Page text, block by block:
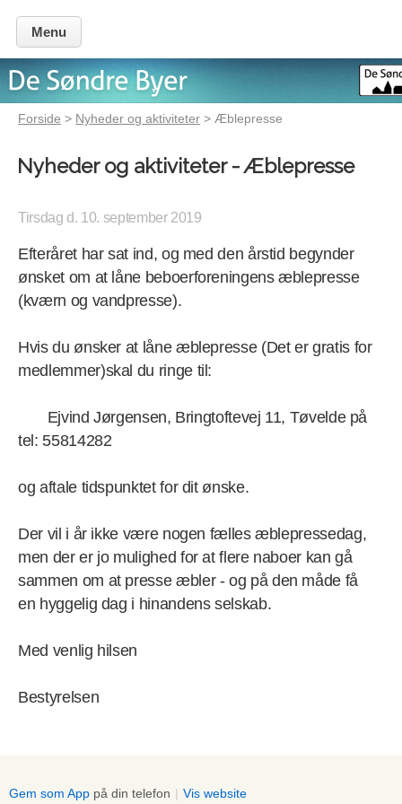
Menu
Forside > Nyheder og aktiviteter > Æblepresse
Nyheder og aktiviteter - Æblepresse
Tirsdag d. 10. september 2019
Efteråret har sat ind, og med den årstid begynder
ønsket om at låne beboerforeningens æblepresse
(kværn og vandpresse).
Hvis du ønsker at låne æblepresse (Det er gratis for
medlemmer)skal du ringe til:
Ejvind Jørgensen, Bringtoftevej 11, Tøvelde på
tel: 55814282
og aftale tidspunktet for dit ønske.
Der vil i år ikke være nogen fælles æblepressedag,
men der er jo mulighed for at flere naboer kan gå
sammen om at presse æbler - og på den måde få
en hyggelig dag i hinandens selskab.
Med venlig hilsen
Bestyrelsen
Gem som App på din telefon | Vis website